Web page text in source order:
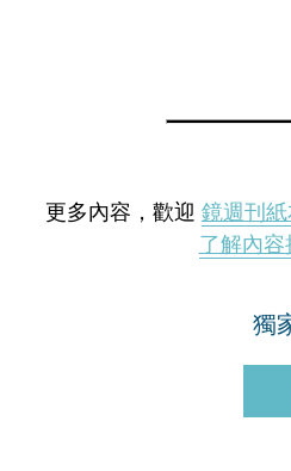
更多內容，歡迎 鏡週刊
了解內
獨